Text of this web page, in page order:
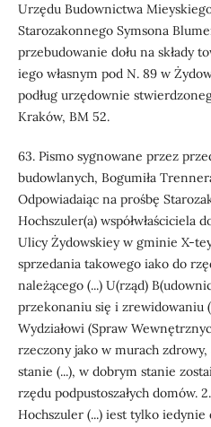
Urzędu Budownictwa
Starozakonnego Symsona
przebudowanie dołu na składy
iego własnym pod N. 89 w
podług urzędownie
Kraków, BM 52.
63. Pismo sygnowane przez
budowlanych, Bogumiła
Odpowiadaiąc na prośbę
Hochszuler(a) współwłaściciela
Ulicy Żydowskiey w gminie X-
sprzedania takowego iako do
należącego (...) U(rząd)
przekonaniu się i zrewidowaniu
Wydziałowi (Spraw
rzeczony jako w murach
stanie (...), w dobrym stanie
rzędu podpustoszałych domów.
Hochszuler (...) iest tylko